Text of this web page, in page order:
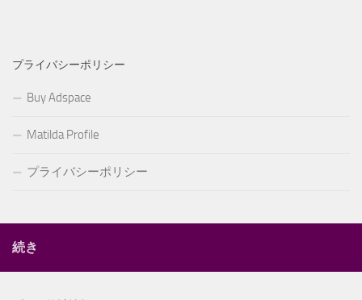
プライバシーポリシー
Buy Adspace
Matilda Profile
プライバシーポリシー
続き